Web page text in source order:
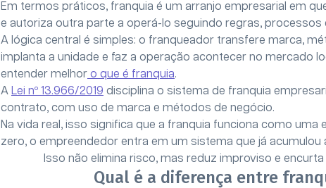
Em termos práticos, franquia é um arranjo empresarial em
e autoriza outra parte a operá-lo seguindo regras, processos
A lógica central é simples: o franqueador transfere marca,
implanta a unidade e faz a operação acontecer no mercado
entender melhor o que é franquia.
A Lei nº 13.966/2019 disciplina o sistema de franquia
contrato, com uso de marca e métodos de negócio.
Na vida real, isso significa que a franquia funciona como
zero, o empreendedor entra em um sistema que já
Isso não elimina risco, mas reduz improviso e
Qual é a diferença entre